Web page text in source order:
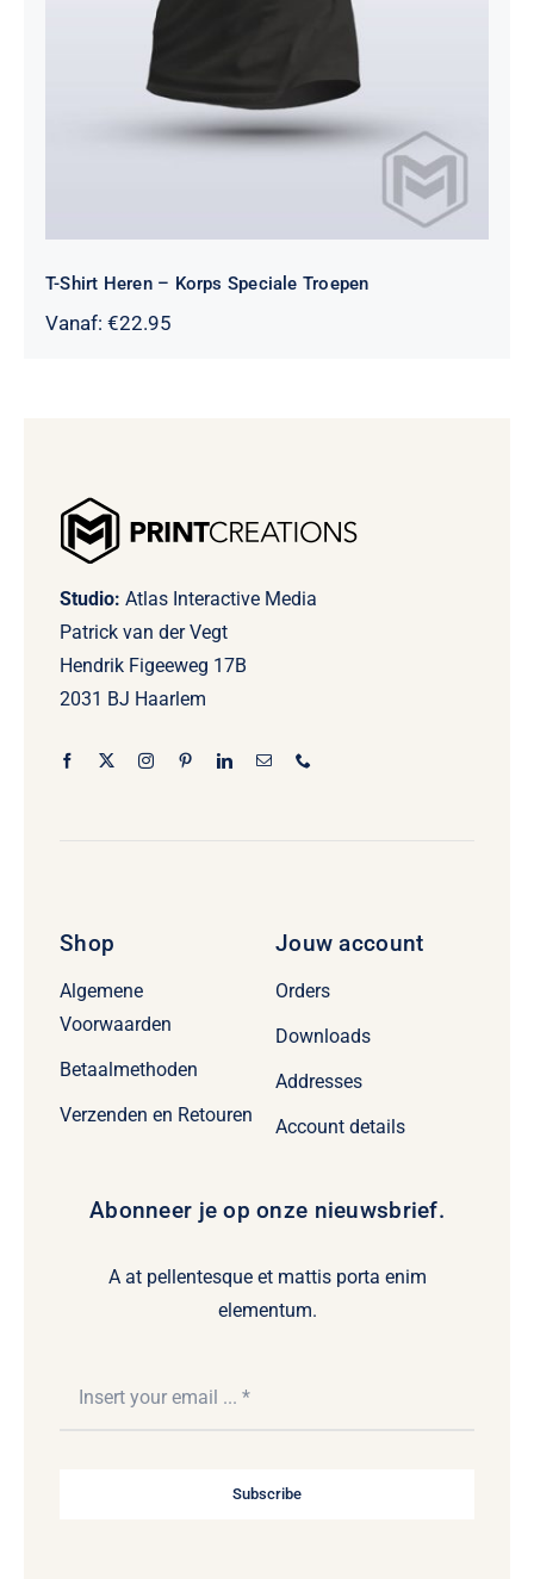
T-Shirt Heren – Korps Speciale Troepen
Vanaf: €22.95
Studio: Atlas Interactive Media
Patrick van der Vegt
Hendrik Figeeweg 17B
2031 BJ Haarlem
Shop
Algemene
Voorwaarden
Betaalmethoden
Verzenden en Retouren
Jouw account
Orders
Downloads
Addresses
Account details
Abonneer je op onze nieuwsbrief.
A at pellentesque et mattis porta enim
elementum.
Subscribe